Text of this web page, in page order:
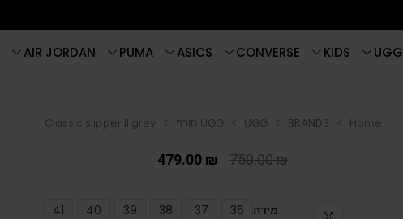
UGG
KIDS
CONVERSE
ASICS
PUMA
AIR JORDAN
Home
BRANDS
UGG UGG חורף Classic slipper II grey
750.00₪
479.00 ₪
מידה 36
37
38
39
40
41